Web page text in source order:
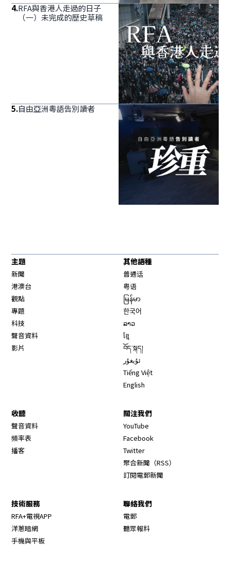
4.RFA與香港人走過的日子
（一）未完成的歷史草稿
5.自由亞洲粵語告別讀者
主題
新聞
港澳台
觀點
專題
科技
聲音資料
影片
其他語種
普通话
粤语
မြန်မာ
한국어
ລາວ
ខ្មែ
བོད་སྐད།
ئۇيغۇر
Tiếng Việt
English
收聽
聲音資料
頻率表
播客
關注我們
YouTube
Facebook
Twitter
聚合新聞（RSS）
訂閱電郵新聞
技術服務
RFA+電視APP
洋蔥暗網
手機與平板
聯絡我們
電郵
聽眾報料